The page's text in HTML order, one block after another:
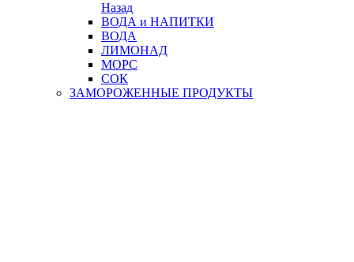
Назад
ВОДА и НАПИТКИ
ВОДА
ЛИМОНАД
МОРС
СОК
ЗАМОРОЖЕННЫЕ ПРОДУКТЫ